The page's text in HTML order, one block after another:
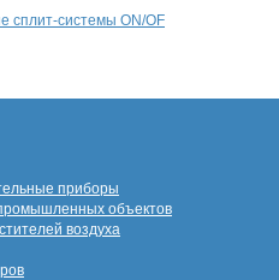
сплит-системы ON/OF
приборы
объектов
воздуха